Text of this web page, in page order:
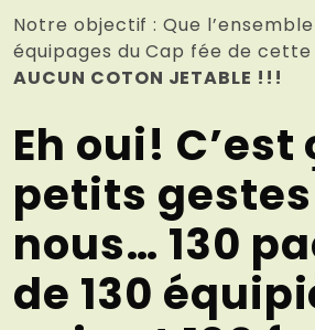
Notre objectif : Que
équipages du Cap fée de cette
AUCUN COTON JETABLE !!!
Eh oui! C’est
petits
nous… 130
de 130